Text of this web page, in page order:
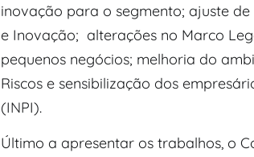
inovação para o segmento; ajuste
e Inovação; alterações no Marco
pequenos negócios; melhoria do
Riscos e sensibilização dos
(INPI).
Último a apresentar os trabalhos, o